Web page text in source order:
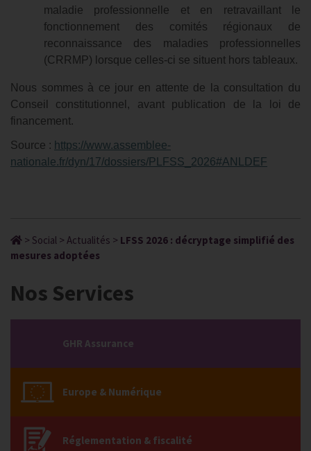
maladie professionnelle et en retravaillant le
fonctionnement des comités régionaux de
reconnaissance des maladies professionnelles
(CRRMP) lorsque celles-ci se situent hors tableaux.
Nous sommes à ce jour en attente de la consultation du
Conseil constitutionnel, avant publication de la loi de
financement.
Source : https://www.assemblee-
nationale.fr/dyn/17/dossiers/PLFSS_2026#ANLDEF
> Social > Actualités > LFSS 2026 : décryptage simplifié des
mesures adoptées
Nos Services
GHR Assurance
Europe & Numérique
Réglementation & fiscalité